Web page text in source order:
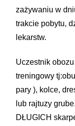
zażywaniu w
trakcie pobytu,
lekarstw.
Uczestnik
treningowy
pary ), kolce,
lub rajtuzy
DŁUGICH